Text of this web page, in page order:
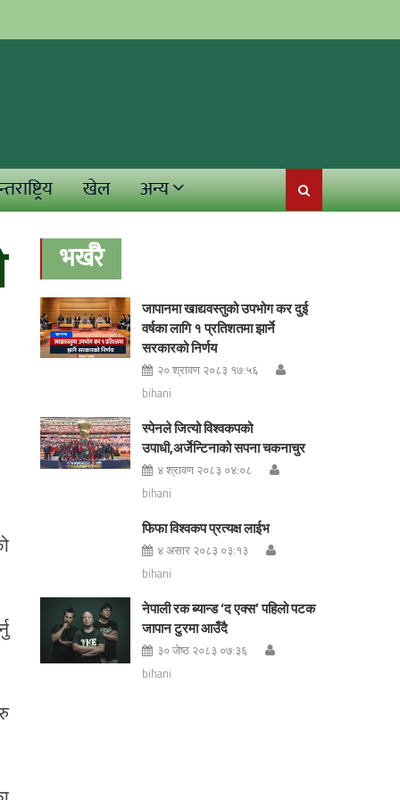
खेल अन्य
भर्खरै
जापानमा खाद्यवस्तुको उपभोग कर दुई
वर्षका लागि १ प्रतिशतमा झार्ने
सरकारको निर्णय
२० श्रावण २०८३ १७:५६
bihani
स्पेनले जित्यो विश्वकपको
उपाधी,अर्जेन्टिनाको सपना चकनाचुर
४ श्रावण २०८३ ०४:०८
bihani
फिफा विश्वकप प्रत्यक्ष लाईभ
४ असार २०८३ ०३:१३
bihani
नेपाली रक ब्यान्ड ‘द एक्स’ पहिलो पटक
जापान टुरमा आउँदै
३० जेष्ठ २०८३ ०७:३६
bihani